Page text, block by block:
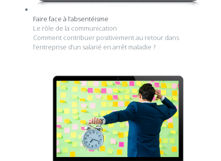
Faire face à l’absentéisme
Le rôle de la communication
Comment contribuer positivement au retour dans
l’entreprise d’un salarié en arrêt maladie ?